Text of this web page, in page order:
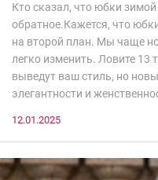
Кто сказал, что юбки
обратное.Кажется, что
на второй план. Мы чаще
легко изменить. Ловите 13
выведут ваш стиль, но
элегантности и
12.01.2025